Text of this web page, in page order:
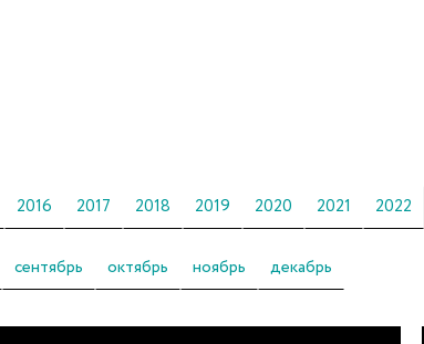
2016 2017 2018 2019 2020 2021 2022
сентябрь октябрь ноябрь декабрь